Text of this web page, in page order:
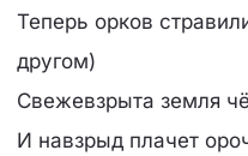
Теперь орков
другом)
Свежевзрыта земля
И навзрыд плачет